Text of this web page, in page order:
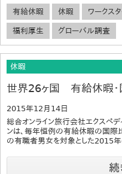
有給休暇 休暇 ワークス
福利厚生 グローバル調査
休暇
世界26ヶ国 有給休暇
2015年12月14日
総合オンライン旅行会社エクスペデ
ンは、毎年恒例の有給休暇の国際
の有職者男女を対象とした2015年
続